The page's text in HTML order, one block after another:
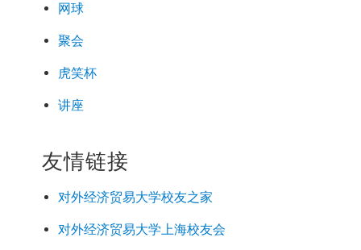
网球
聚会
虎笑杯
讲座
友情链接
对外经济贸易大学校友之家
对外经济贸易大学上海校友会